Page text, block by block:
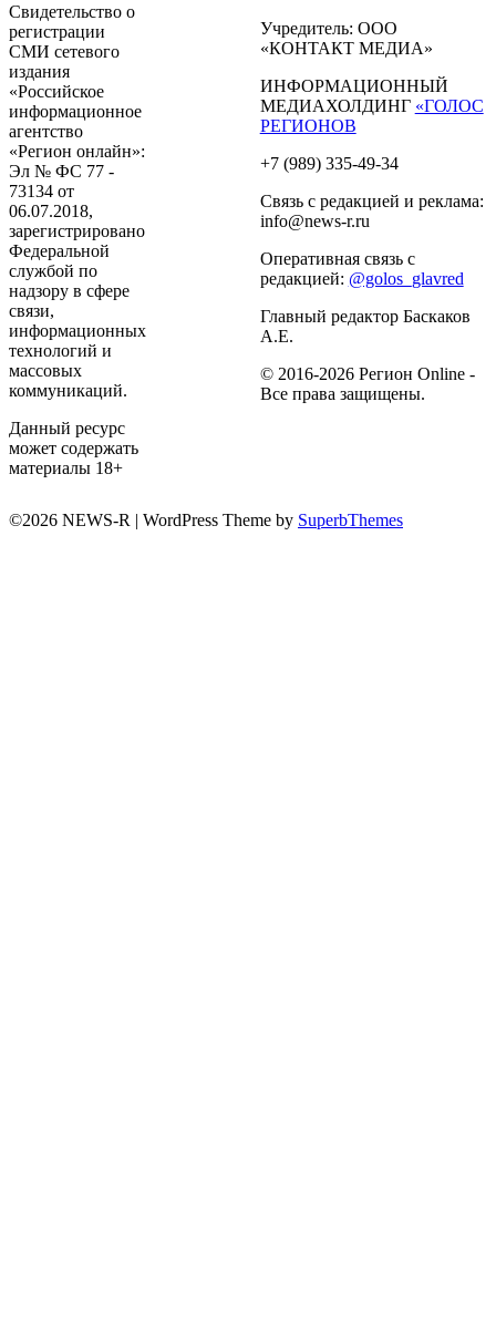
Свидетельство о
регистрации
СМИ сетевого
издания
«Российское
информационное
агентство
«Регион онлайн»:
Эл № ФС 77 -
73134 от
06.07.2018,
зарегистрировано
Федеральной
службой по
надзору в сфере
связи,
информационных
технологий и
массовых
коммуникаций.
Данный ресурс
может содержать
материалы 18+
Учредитель: ООО
«КОНТАКТ МЕДИА»
ИНФОРМАЦИОННЫЙ
МЕДИАХОЛДИНГ «ГОЛОС
РЕГИОНОВ
+7 (989) 335-49-34
Связь с редакцией и реклама:
info@news-r.ru
Оперативная связь с
редакцией: @golos_glavred
Главный редактор Баскаков
А.Е.
© 2016-2026 Регион Online -
Все права защищены.
©2026 NEWS-R | WordPress Theme by SuperbThemes